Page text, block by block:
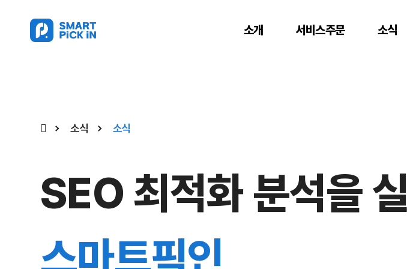
소개 서비스주문 소식
소식 소식
SEO 최적화 분석을
스마트픽인